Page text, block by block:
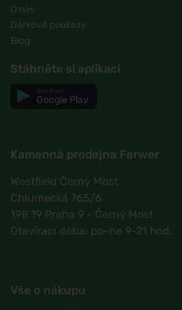
O nás
Dárkové poukazy
Blog
Stáhněte si aplikaci
Google Play
Kamenná prodejna Ferwer
Westfield Černý Most
Chlumecká 765/6
198 19 Praha 9 - Černý Most
Otevírací doba: po-ne 9-21 hod.
Vše o nákupu